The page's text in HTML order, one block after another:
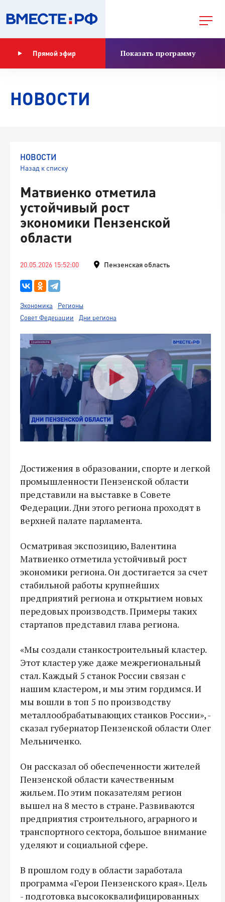
Прямой эфир Показать программу
НОВОСТИ
НОВОСТИ
Назад к списку
Матвиенко отметила
устойчивый рост
экономики Пензенской
области
20.05.2026 15:52:00 Пензенская область
Экономика
Регионы
Совет Федерации
Дни региона
Достижения в образовании, спорте и легкой
промышленности Пензенской области
представили на выставке в Совете
Федерации. Дни этого региона проходят в
верхней палате парламента.
Осматривая экспозицию, Валентина
Матвиенко отметила устойчивый рост
экономики региона. Он достигается за счет
стабильной работы крупнейших
предприятий региона и открытием новых
передовых производств. Примеры таких
стартапов представил глава региона.
«Мы создали станкостроительный кластер.
Этот кластер уже даже межрегиональный
стал. Каждый 5 станок России связан с
нашим кластером, и мы этим гордимся. И
мы вошли в топ 5 по производству
металлообрабатывающих станков России», -
сказал губернатор Пензенской области Олег
Мельниченко.
Он рассказал об обеспеченности жителей
Пензенской области качественным
жильем. По этим показателям регион
вышел на 8 место в стране. Развиваются
предприятия строительного, аграрного и
транспортного сектора, большое внимание
уделяют и социальной сфере.
В прошлом году в области заработала
программа «Герои Пензенского края». Цель
- подготовка высококвалифицированных